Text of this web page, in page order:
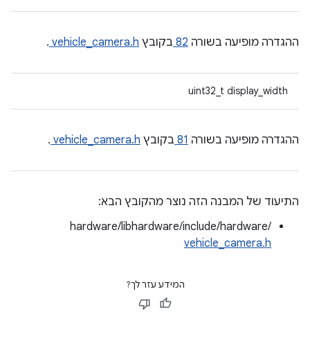
ההגדרה מופיעה בשורה 82 בקובץ vehicle_camera.h
.
uint32_t display_width
ההגדרה מופיעה בשורה 81 בקובץ vehicle_camera.h
.
התיעוד של המבנה הזה נוצר מהקובץ הבא:
hardware/libhardware/include/hardware/
vehicle_camera.h
המידע עזר לך?